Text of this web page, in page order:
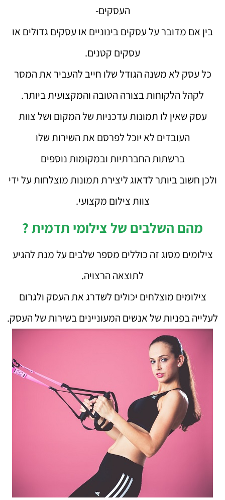
העסקים-
בין אם מדובר על עסקים בינוניים או עסקים גדולים או
עסקים קטנים.
כל עסק לא משנה הגודל שלו חייב להעביר את המסר
לקהל הלקוחות בצורה הטובה והמקצועית ביותר.
עסק שאין לו תמונות עדכניות של המקום ושל צוות
העובדים לא יוכל לפרסם את השירות שלו
ברשתות החברתיות ובמקומות נוספים
ולכן חשוב ביותר לדאוג ליצירת תמונות מוצלחות על ידי
צוות צילום מקצועי.
מהם השלבים של צילומי תדמית ?
צילומים מסוג זה כוללים מספר שלבים על מנת להגיע
לתוצאה הרצויה.
צילומים מוצלחים יכולים לשדרג את העסק ולגרום
לעלייה בפניות של אנשים המעוניינים בשירות של העסק.